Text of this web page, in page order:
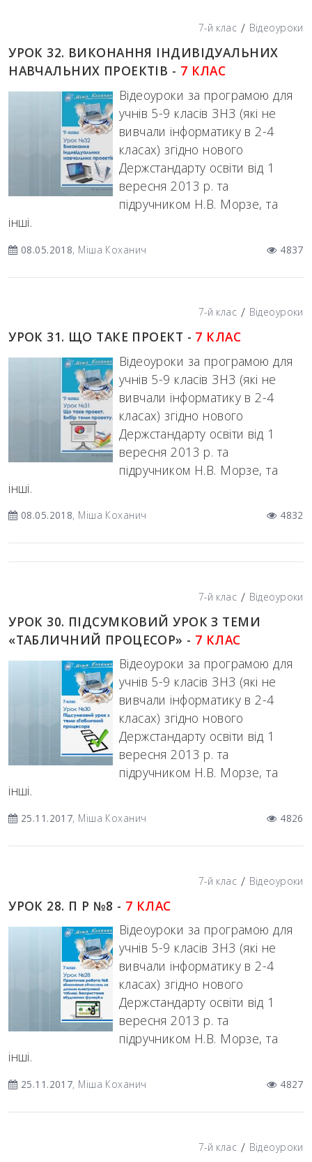
7-й клас / Відеоуроки
УРОК 32. ВИКОНАННЯ ІНДИВІДУАЛЬНИХ
НАВЧАЛЬНИХ ПРОЕКТІВ - 7 КЛАС
Відеоуроки за програмою для
учнів 5-9 класів ЗНЗ (які не
вивчали інформатику в 2-4
класах) згідно нового
Держстандарту освіти від 1
вересня 2013 р. та
підручником Н.В. Морзе, та
інші.
08.05.2018, Міша Коханич 4837
7-й клас / Відеоуроки
УРОК 31. ЩО ТАКЕ ПРОЕКТ - 7 КЛАС
Відеоуроки за програмою для
учнів 5-9 класів ЗНЗ (які не
вивчали інформатику в 2-4
класах) згідно нового
Держстандарту освіти від 1
вересня 2013 р. та
підручником Н.В. Морзе, та
інші.
08.05.2018, Міша Коханич 4832
7-й клас / Відеоуроки
УРОК 30. ПІДСУМКОВИЙ УРОК З ТЕМИ
«ТАБЛИЧНИЙ ПРОЦЕСОР» - 7 КЛАС
Відеоуроки за програмою для
учнів 5-9 класів ЗНЗ (які не
вивчали інформатику в 2-4
класах) згідно нового
Держстандарту освіти від 1
вересня 2013 р. та
підручником Н.В. Морзе, та
інші.
25.11.2017, Міша Коханич 4826
7-й клас / Відеоуроки
УРОК 28. П Р №8 - 7 КЛАС
Відеоуроки за програмою для
учнів 5-9 класів ЗНЗ (які не
вивчали інформатику в 2-4
класах) згідно нового
Держстандарту освіти від 1
вересня 2013 р. та
підручником Н.В. Морзе, та
інші.
25.11.2017, Міша Коханич 4827
7-й клас / Відеоуроки